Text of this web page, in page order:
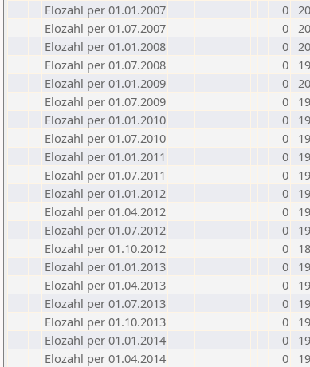
Elozahl per 01.01.2007
0
Elozahl per 01.07.2007
0
Elozahl per 01.01.2008
0
Elozahl per 01.07.2008
0
Elozahl per 01.01.2009
0
Elozahl per 01.07.2009
0
Elozahl per 01.01.2010
0
Elozahl per 01.07.2010
0
Elozahl per 01.01.2011
0
Elozahl per 01.07.2011
0
Elozahl per 01.01.2012
0
Elozahl per 01.04.2012
0
Elozahl per 01.07.2012
0
Elozahl per 01.10.2012
0
Elozahl per 01.01.2013
0
Elozahl per 01.04.2013
0
Elozahl per 01.07.2013
0
Elozahl per 01.10.2013
0
Elozahl per 01.01.2014
0
Elozahl per 01.04.2014
0